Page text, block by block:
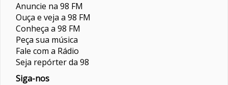
Anuncie na 98 FM
Ouça e veja a 98 FM
Conheça a 98 FM
Peça sua música
Fale com a Rádio
Seja repórter da 98
Siga-nos